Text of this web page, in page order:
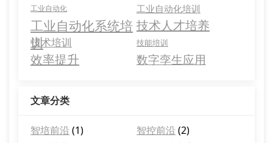
工业自动化 工业自动化培训
工业自动化系统培
训
技术人才培养
技术培训 技能培训
效率提升 数字孪生应用
文章分类
智培前沿 (1) 智控前沿 (2)